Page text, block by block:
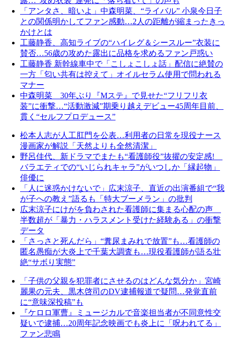
「アンタさ、暗いよ」中森明菜、“ライバル” 小泉今日子
との関係明かしてファン感動…2人の距離が縮まったきっ
かけとは
工藤静香、高知ライブの“ハイレグ＆シースルー”衣装に
賛否…56歳の攻めた露出に品格を求めるファン戸惑い
工藤静香 新幹線車中で「こしょこしょ話」配信に絶賛の
一方「匂い共有は控えて」オイルセラム使用で問われる
マナー
中森明菜 30年ぶり『Mステ』で見せた“フリフリ衣
装”に衝撃…“活動激減”期乗り越えデビュー45周年目前、
貫く“セルフプロデュース”
松本人志が人工肛門を公表…利用者の日常を現役ナース
漫画家が解説「天然よりも全然清潔」
野呂佳代、新ドラマでまたも“看護師役”抜擢の安定感!
バラエティでの“いじられキャラ”がいつしか「縁起物」
俳優に
「人に迷惑かけないで」広末涼子、直近の出演番組で“我
が子への教え”語るも「特大ブーメラン」の批判
広末涼子にけがを負わされた看護師に集まる心配の声
半数超が「暴力・ハラスメント受けた経験ある」の衝撃
データ
「さっさと死んだら」“糞尿まみれで放置”も…看護師の
匿名愚痴が大炎上で千葉大調査も…現役看護師が語る壮
絶“サボり実態”
「子供の父親を犯罪者にさせるのはどんな気分か」宮崎
麗果の元夫、黒木啓司のDV逮捕報道で疑問…発覚直前
に“意味深投稿”も
『ケロロ軍曹』ミュージカルで音楽担当者が不同意性交
疑いで逮捕…20周年記念映画でも炎上に「呪われてる」
ファン悲鳴